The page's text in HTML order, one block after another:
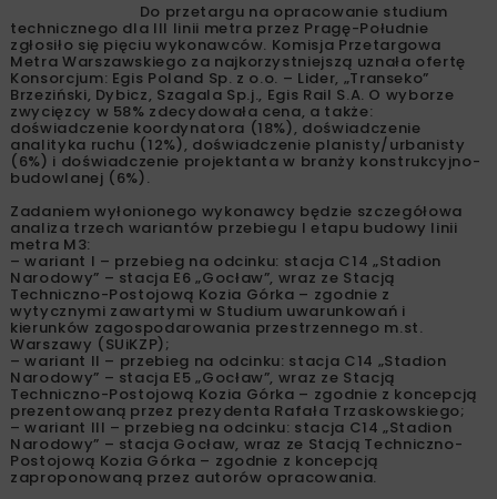
Do przetargu na opracowanie studium
technicznego dla III linii metra przez Pragę-Południe
zgłosiło się pięciu wykonawców. Komisja Przetargowa
Metra Warszawskiego za najkorzystniejszą uznała ofertę
Konsorcjum: Egis Poland Sp. z o.o. – Lider, „Transeko”
Brzeziński, Dybicz, Szagala Sp.j., Egis Rail S.A. O wyborze
zwycięzcy w 58% zdecydowała cena, a także:
doświadczenie koordynatora (18%), doświadczenie
analityka ruchu (12%), doświadczenie planisty/urbanisty
(6%) i doświadczenie projektanta w branży konstrukcyjno-
budowlanej (6%).
Zadaniem wyłonionego wykonawcy będzie szczegółowa
analiza trzech wariantów przebiegu I etapu budowy linii
metra M3:
– wariant I – przebieg na odcinku: stacja C14 „Stadion
Narodowy” – stacja E6 „Gocław”, wraz ze Stacją
Techniczno-Postojową Kozia Górka – zgodnie z
wytycznymi zawartymi w Studium uwarunkowań i
kierunków zagospodarowania przestrzennego m.st.
Warszawy (SUiKZP);
– wariant II – przebieg na odcinku: stacja C14 „Stadion
Narodowy” – stacja E5 „Gocław”, wraz ze Stacją
Techniczno-Postojową Kozia Górka – zgodnie z koncepcją
prezentowaną przez prezydenta Rafała Trzaskowskiego;
– wariant III – przebieg na odcinku: stacja C14 „Stadion
Narodowy” – stacja Gocław, wraz ze Stacją Techniczno-
Postojową Kozia Górka – zgodnie z koncepcją
zaproponowaną przez autorów opracowania.